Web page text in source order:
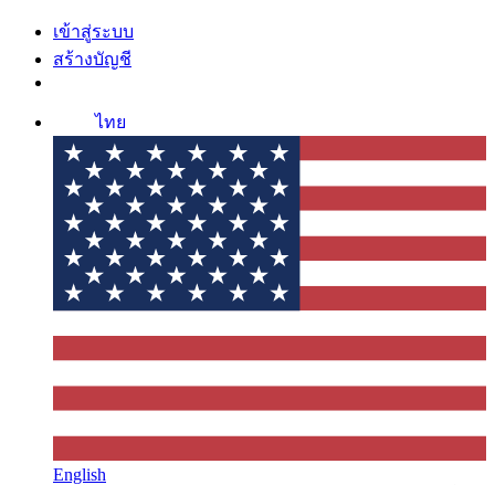
เข้าสู่ระบบ
สร้างบัญชี
ไทย
English